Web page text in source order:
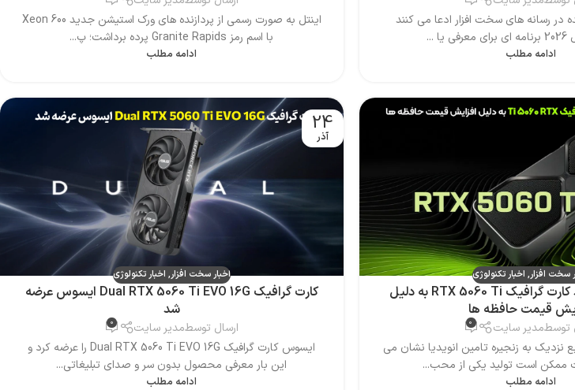
در رسانه های سخت افزار ادعا می کنند
...
ادامه مطلب
اینتل به صورت رسمی از پردازنده های ورک استیشن جدید Xeon 600
با اسم رمز Granite Rapids پرده برداشت؛ پ...
ادامه مطلب
سخت افزار, اخبار تکنولوژی
احتمال توقف تولید کارت گرافیک RTX 5060 Ti به دلیل
قیمت حافظه ها
توسطمدیر سایت 0
نزدیک به زنجیره تامین انویدیا نشان می
ممکن است تولید یکی از محب...
ادامه مطلب
24
آذر
اخبار سخت افزار, اخبار تکنولوژی
کارت گرافیک Dual RTX 5060 Ti EVO 16G ایسوس عرضه
شد
ارسال توسطمدیر سایت 0
ایسوس کارت گرافیک Dual RTX 5060 Ti EVO 16G را عرضه کرد و
این بار معرفی محصول بدون سر و صدای تبلیغاتی...
ادامه مطلب